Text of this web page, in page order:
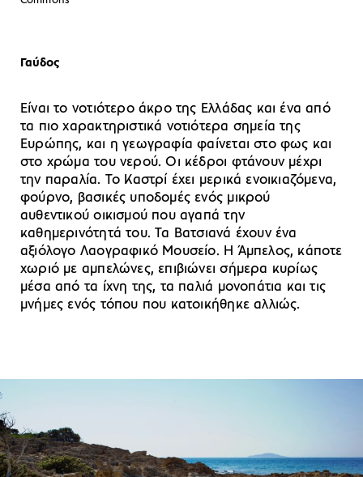
Γαύδος
Είναι το νοτιότερο άκρο της Ελλάδας και ένα από
τα πιο χαρακτηριστικά νοτιότερα σημεία της
Ευρώπης, και η γεωγραφία φαίνεται στο φως και
στο χρώμα του νερού. Οι κέδροι φτάνουν μέχρι
την παραλία. Το Καστρί έχει μερικά ενοικιαζόμενα,
φούρνο, βασικές υποδομές ενός μικρού
αυθεντικού οικισμού που αγαπά την
καθημερινότητά του. Τα Βατσιανά έχουν ένα
αξιόλογο Λαογραφικό Μουσείο. Η Άμπελος, κάποτε
χωριό με αμπελώνες, επιβιώνει σήμερα κυρίως
μέσα από τα ίχνη της, τα παλιά μονοπάτια και τις
μνήμες ενός τόπου που κατοικήθηκε αλλιώς.